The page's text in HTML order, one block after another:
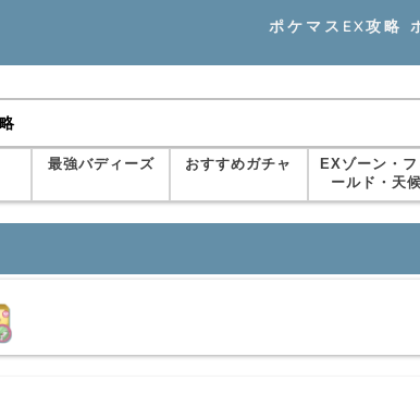
ポケマスEX攻略
最強バディーズ おすすめガチャ
EXゾーン・フ
ールド・天候